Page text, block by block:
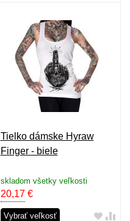
Tielko dámske Hyraw
Finger - biele
skladom všetky veľkosti
20,17€
Vybrať veľkosť